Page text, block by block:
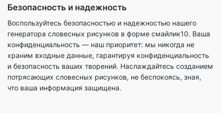
Безопасность и надежность
Воспользуйтесь безопасностью и надежностью нашего
генератора словесных рисунков в форме смайлик10. Ваша
конфиденциальность — наш приоритет: мы никогда не
храним входные данные, гарантируя конфиденциальность
и безопасность ваших творений. Наслаждайтесь созданием
потрясающих словесных рисунков, не беспокоясь, зная,
что ваша информация защищена.